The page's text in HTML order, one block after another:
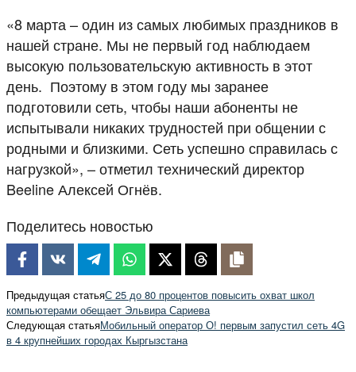
«8 марта – один из самых любимых праздников в
нашей стране. Мы не первый год наблюдаем
высокую пользовательскую активность в этот
день. Поэтому в этом году мы заранее
подготовили сеть, чтобы наши абоненты не
испытывали никаких трудностей при общении с
родными и близкими. Сеть успешно справилась с
нагрузкой», – отметил технический директор
Beeline Алексей Огнёв.
Поделитесь новостью
Предыдущая статьяС 25 до 80 процентов повысить охват школ
компьютерами обещает Эльвира Сариева
Следующая статьяМобильный оператор О! первым запустил сеть 4G
в 4 крупнейших городах Кыргызстана